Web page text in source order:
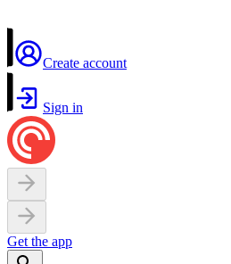
Create account
Sign in
Get the app